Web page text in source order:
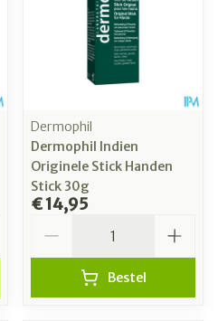
Dermophil
Dermophil Indien
Originele Stick Handen
Stick 30g
€ 14,95
Bestel